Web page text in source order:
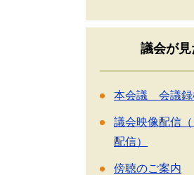
議会が見
本会議 会議録
議会映像配信
配信）
傍聴のご案内